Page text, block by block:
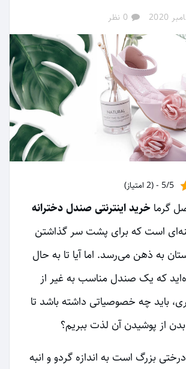
0 نظر
5/5 - (2 امتیاز)
گرما خرید اینترنتی صندل دخترانه
است که برای پشت سر گذاشتن
به ذهن می‌رسد. اما آیا تا به حال
که یک صندل مناسب به غیر از
باید چه خصوصیاتی داشته باشد تا
از پوشیدن آن لذت ببریم؟
بزرگ است به اندازه گردو و انبه